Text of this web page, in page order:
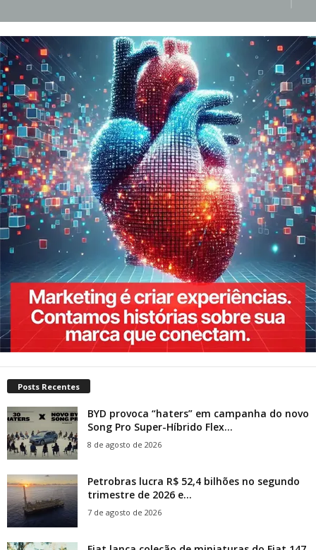
Posts Recentes
BYD provoca “haters” em campanha do novo
Song Pro Super-Híbrido Flex...
8 de agosto de 2026
Petrobras lucra R$ 52,4 bilhões no segundo
trimestre de 2026 e...
7 de agosto de 2026